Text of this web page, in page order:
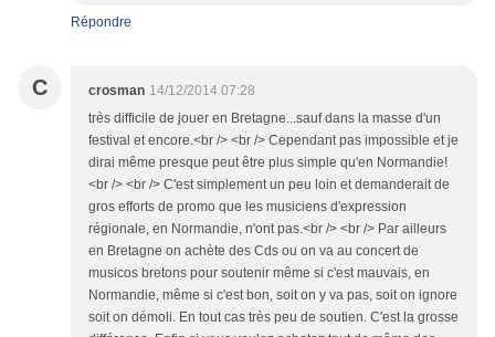
Répondre
C crosman 14/12/2014 07:28
très difficile de jouer en Bretagne...sauf dans la masse d'un
festival et encore.<br /> <br /> Cependant pas impossible et je
dirai même presque peut être plus simple qu'en Normandie!
<br /> <br /> C'est simplement un peu loin et demanderait de
gros efforts de promo que les musiciens d'expression
régionale, en Normandie, n'ont pas.<br /> <br /> Par ailleurs
en Bretagne on achète des Cds ou on va au concert de
musicos bretons pour soutenir même si c'est mauvais, en
Normandie, même si c'est bon, soit on y va pas, soit on ignore
soit on démoli. En tout cas très peu de soutien. C'est la grosse